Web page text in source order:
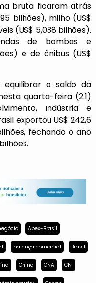
bruta ficaram atrás
bilhões), milho (US$
(US$ 5,038 bilhões).
de bombas e
e de ônibus (US$
o saldo da
quarta-feira (2.1)
Indústria e
exportou US$ 242,6
fechando o ano
Apex-Brasil
balança comercial Brasil
China CNA CNI